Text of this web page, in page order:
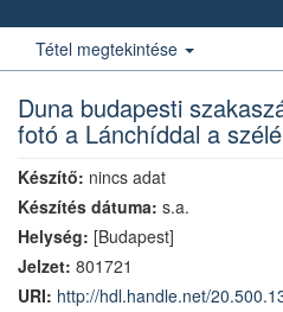
Tétel megtekintése
Duna budapesti
fotó a Lánchíddal a
Készítő: nincs adat
Készítés dátuma: s.a.
Helység: [Budapest]
Jelzet: 801721
URI: http://hdl.handle.net/